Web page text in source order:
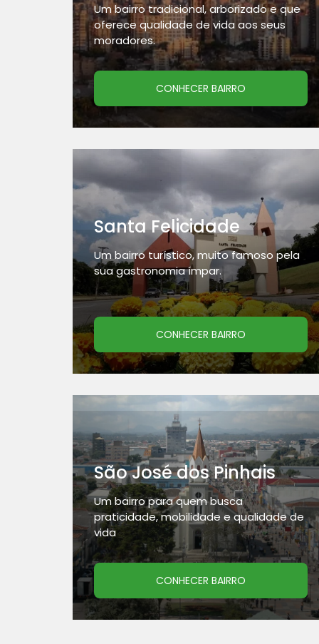
Um bairro tradicional, arborizado e que
oferece qualidade de vida aos seus
moradores.
CONHECER BAIRRO
Santa Felicidade
Um bairro turístico, muito famoso pela
sua gastronomia ímpar.
CONHECER BAIRRO
São José dos Pinhais
Um bairro para quem busca
praticidade, mobilidade e qualidade de
vida
CONHECER BAIRRO